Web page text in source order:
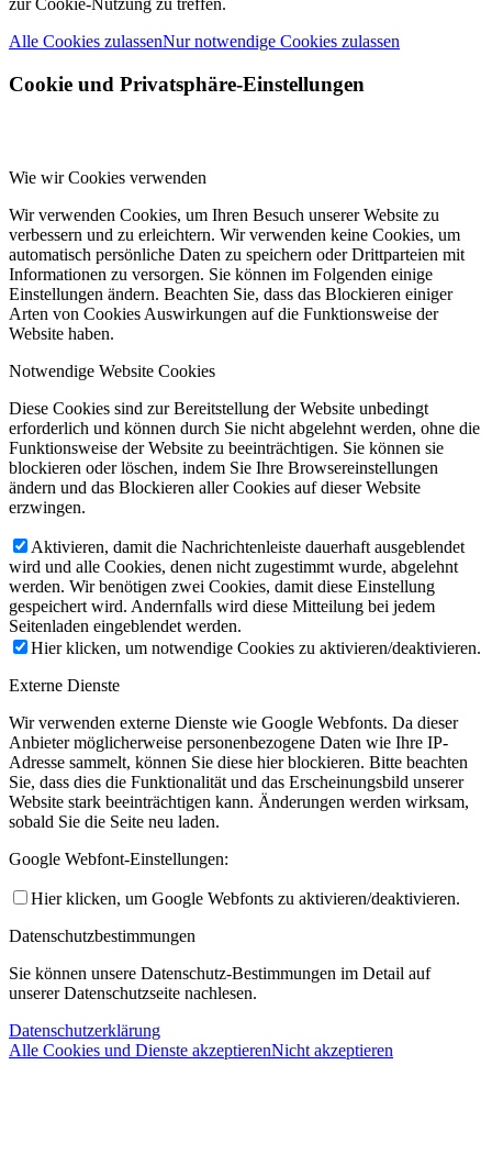
zur Cookie-Nutzung zu treffen.
Alle Cookies zulassenNur notwendige Cookies zulassen
Cookie und Privatsphäre-Einstellungen
Wie wir Cookies verwenden
Wir verwenden Cookies, um Ihren Besuch unserer Website zu
verbessern und zu erleichtern. Wir verwenden keine Cookies, um
automatisch persönliche Daten zu speichern oder Drittparteien mit
Informationen zu versorgen. Sie können im Folgenden einige
Einstellungen ändern. Beachten Sie, dass das Blockieren einiger
Arten von Cookies Auswirkungen auf die Funktionsweise der
Website haben.
Notwendige Website Cookies
Diese Cookies sind zur Bereitstellung der Website unbedingt
erforderlich und können durch Sie nicht abgelehnt werden, ohne die
Funktionsweise der Website zu beeinträchtigen. Sie können sie
blockieren oder löschen, indem Sie Ihre Browsereinstellungen
ändern und das Blockieren aller Cookies auf dieser Website
erzwingen.
Aktivieren, damit die Nachrichtenleiste dauerhaft ausgeblendet
wird und alle Cookies, denen nicht zugestimmt wurde, abgelehnt
werden. Wir benötigen zwei Cookies, damit diese Einstellung
gespeichert wird. Andernfalls wird diese Mitteilung bei jedem
Seitenladen eingeblendet werden.
Hier klicken, um notwendige Cookies zu aktivieren/deaktivieren.
Externe Dienste
Wir verwenden externe Dienste wie Google Webfonts. Da dieser
Anbieter möglicherweise personenbezogene Daten wie Ihre IP-
Adresse sammelt, können Sie diese hier blockieren. Bitte beachten
Sie, dass dies die Funktionalität und das Erscheinungsbild unserer
Website stark beeinträchtigen kann. Änderungen werden wirksam,
sobald Sie die Seite neu laden.
Google Webfont-Einstellungen:
Hier klicken, um Google Webfonts zu aktivieren/deaktivieren.
Datenschutzbestimmungen
Sie können unsere Datenschutz-Bestimmungen im Detail auf
unserer Datenschutzseite nachlesen.
Datenschutzerklärung
Alle Cookies und Dienste akzeptierenNicht akzeptieren